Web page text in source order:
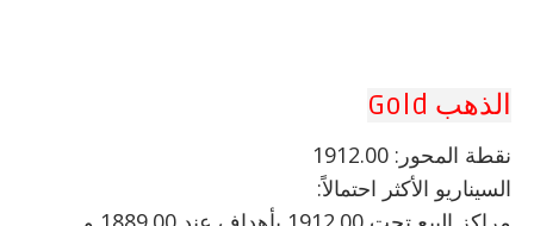
الذهب Gold
نقطة المحور: 1912.00
السيناريو الأكثر احتمالاً: